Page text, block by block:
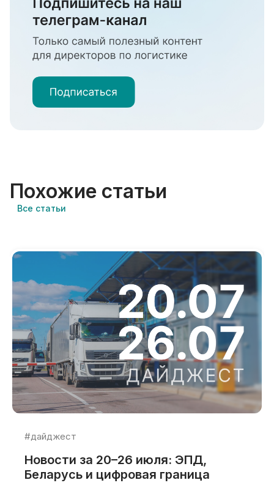
Похожие статьи
Все статьи
#дайджест
Новости за 20–26 июля: ЭПД,
Беларусь и цифровая граница